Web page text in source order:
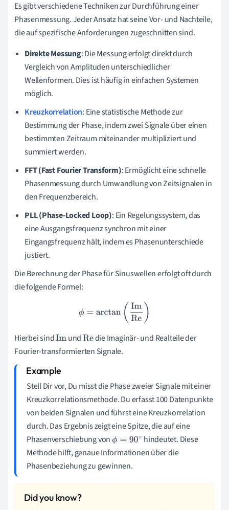
Es gibt verschiedene Techniken zur Durchführung einer
Phasenmessung. Jeder Ansatz hat seine Vor- und Nachteile,
die auf spezifische Anforderungen zugeschnitten sind.
Direkte Messung: Die Messung erfolgt direkt durch
Vergleich von Amplituden unterschiedlicher
Wellenformen. Dies ist häufig in einfachen Systemen
möglich.
Kreuzkorrelation: Eine statistische Methode zur
Bestimmung der Phase, indem zwei Signale über einen
bestimmten Zeitraum miteinander multipliziert und
summiert werden.
FFT (Fast Fourier Transform): Ermöglicht eine schnelle
Phasenmessung durch Umwandlung von Zeitsignalen in
den Frequenzbereich.
PLL (Phase-Locked Loop): Ein Regelungssystem, das
eine Ausgangsfrequenz synchron mit einer
Eingangsfrequenz hält, indem es Phasenunterschiede
justiert.
Die Berechnung der Phase für Sinuswellen erfolgt oft durch
die folgende Formel:
ϕ =arctan( Im Re)
Hierbei sindIm undRedie Imaginär- und Realteile der
Fourier-transformierten Signale.
Stell Dir vor, Du misst die Phase zweier Signale mit einer
Kreuzkorrelationsmethode. Du erfasst 100 Datenpunkte
von beiden Signalen und führst eine Kreuzkorrelation
durch. Das Ergebnis zeigt eine Spitze, die auf eine
Phasenverschiebung vonϕ=90∘
hindeutet. Diese
Methode hilft, genaue Informationen über die
Phasenbeziehung zu gewinnen.